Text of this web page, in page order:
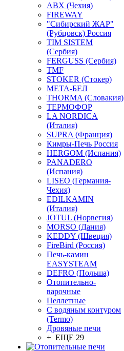
ABX (Чехия)
FIREWAY
"Сибирский ЖАР"
(Рубцовск) Россия
TIM SISTEM
(Сербия)
FERGUSS (Сербия)
TMF
STOKER (Стокер)
МЕТА-БЕЛ
THORMA (Словакия)
ТЕРМОФОР
LA NORDICA
(Италия)
SUPRA (Франция)
Кимры-Печь Россия
HERGOM (Испания)
PANADERO
(Испания)
LISEO (Германия-
Чехия)
EDILKAMIN
(Италия)
JOTUL (Норвегия)
MORSO (Дания)
KEDDY (Швеция)
FireBird (Россия)
Печь-камин
EASYSTEAM
DEFRO (Польша)
Отопительно-
варочные
Пеллетные
С водяным контуром
(Termo)
Дровяные печи
+ ЕЩЕ 29